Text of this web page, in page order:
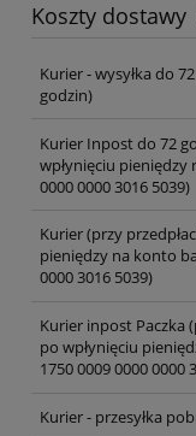
Koszty dostawy
Cena nie zawiera
Kurier - wysyłka do
godzin)
Kurier Inpost do 72
wpłynięciu pieniędzy
0000 0000 3016 5039)
Kurier (przy
pieniędzy na konto
0000 3016 5039)
Kurier inpost Paczka
po wpłynięciu
1750 0009 0000 0000
Kurier - przesyłka